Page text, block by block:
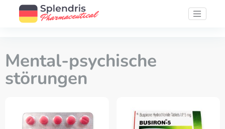
Mental-psychische
störungen